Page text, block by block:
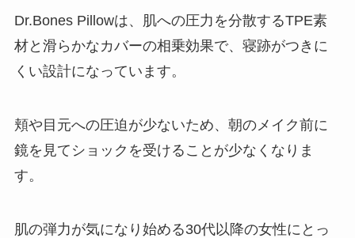
Dr.Bones Pillowは、肌への圧力を分散するTPE素
材と滑らかなカバーの相乗効果で、寝跡がつきに
くい設計になっています。
頬や目元への圧迫が少ないため、朝のメイク前に
鏡を見てショックを受けることが少なくなりま
す。
肌の弾力が気になり始める30代以降の女性にとっ